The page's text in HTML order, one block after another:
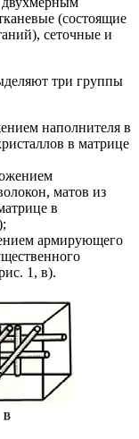
(состоящие
сеточные и
три группы
наполнителя в
в матрице
матов из
в
армирующего
1, в).